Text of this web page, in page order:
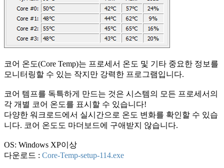
코어 온도(Core Temp)는 프로세서 온도 및 기타 중요한 정보를
모니터링할 수 있는 작지만 강력한 프로그램입니다.
코어 템프를 독특하게 만드는 것은 시스템의 모든 프로세서의
각 개별 코어 온도를 표시할 수 있습니다!
다양한 워크로드에서 실시간으로 온도 변화를 확인할 수 있습
니다. 코어 온도도 마더보드에 구애받지 않습니다.
OS: Windows XP이상
다운로드 : Core-Temp-setup-114.exe